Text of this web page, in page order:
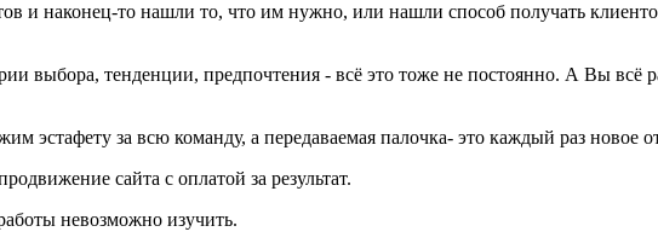
и наконец-то нашли то, что им нужно, или нашли способ получать
выбора, тенденции, предпочтения - всё это тоже не постоянно. А Вы всё
эстафету за всю команду, а передаваемая палочка- это каждый раз новое
сайта с оплатой за результат.
невозможно изучить.